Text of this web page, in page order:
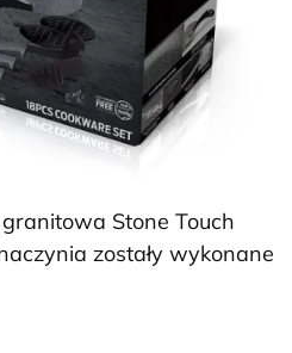
Stone Touch
zostały wykonane